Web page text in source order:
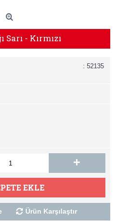
- Kırmızı
: 52135
+
EKLE
Ürün Karşılaştır